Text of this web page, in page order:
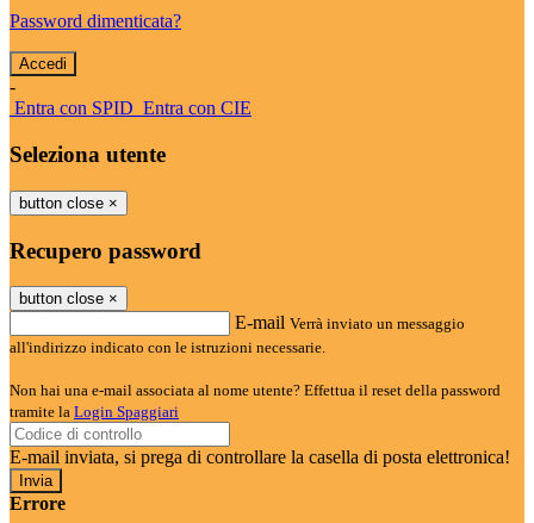
Password dimenticata?
-
Entra con SPID Entra con CIE
Seleziona utente
button close ×
Recupero password
button close ×
E-mail Verrà inviato un messaggio
all'indirizzo indicato con le istruzioni necessarie.
Non hai una e-mail associata al nome utente? Effettua il reset della password
tramite la Login Spaggiari
E-mail inviata, si prega di controllare la casella di posta elettronica!
Errore